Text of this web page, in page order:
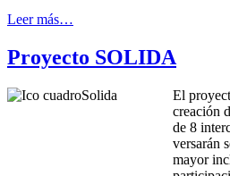
Leer más…
Proyecto SOLIDA
El
creación
de 8
versarán
mayor